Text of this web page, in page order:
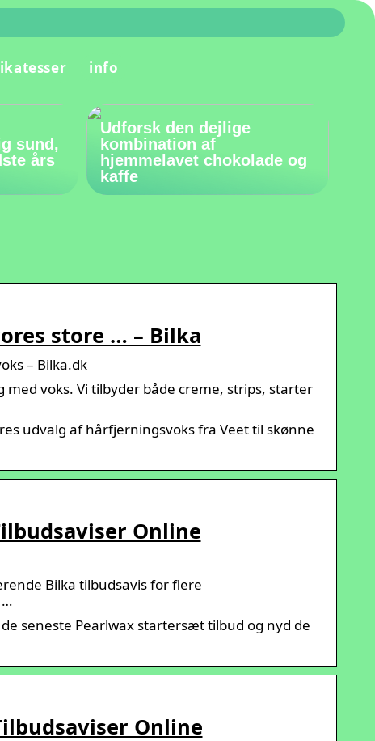
info
sund,
års
Udforsk den dejlige
kombination af
hjemmelavet chokolade og
kaffe
store … – Bilka
– Bilka.dk
voks. Vi tilbyder både creme, strips, starter
udvalg af hårfjerningsvoks fra Veet til skønne
Online
Bilka tilbudsavis for flere
…
seneste Pearlwax startersæt tilbud og nyd de
Online